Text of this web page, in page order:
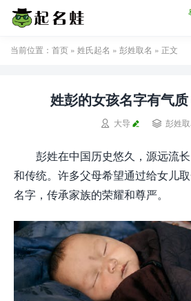
当前位置： 首页 » 姓氏起名 » 彭姓取名 » 正文
姓彭的女孩名字有气
 大导  彭姓取
彭姓在中国历史悠久，源远流
和传统。许多父母希望通过给女儿
名字，传承家族的荣耀和尊严。